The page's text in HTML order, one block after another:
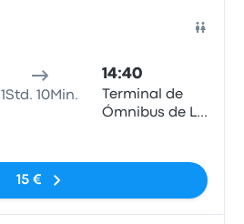
1Std. 10Min.
14:40
Terminal de
Ómnibus de La
15 €